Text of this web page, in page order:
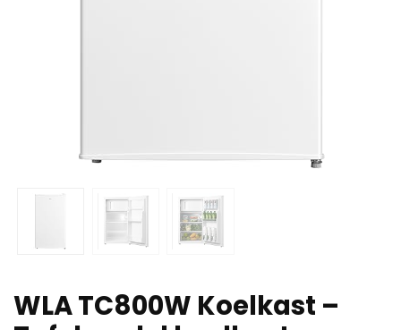
WLA TC800W Koelkast –